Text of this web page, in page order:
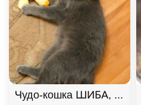
Чудо-кошка ШИБА,